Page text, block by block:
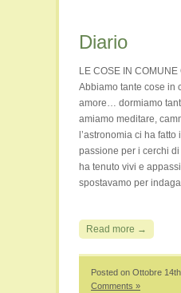
Diario
LE COSE IN
Abbiamo tante cose in
amore… dormiamo
amiamo meditare,
l’astronomia ci ha
passione per i cerchi
ha tenuto vivi e
spostavamo per
Read more →
Posted on Ottobre
Comments »